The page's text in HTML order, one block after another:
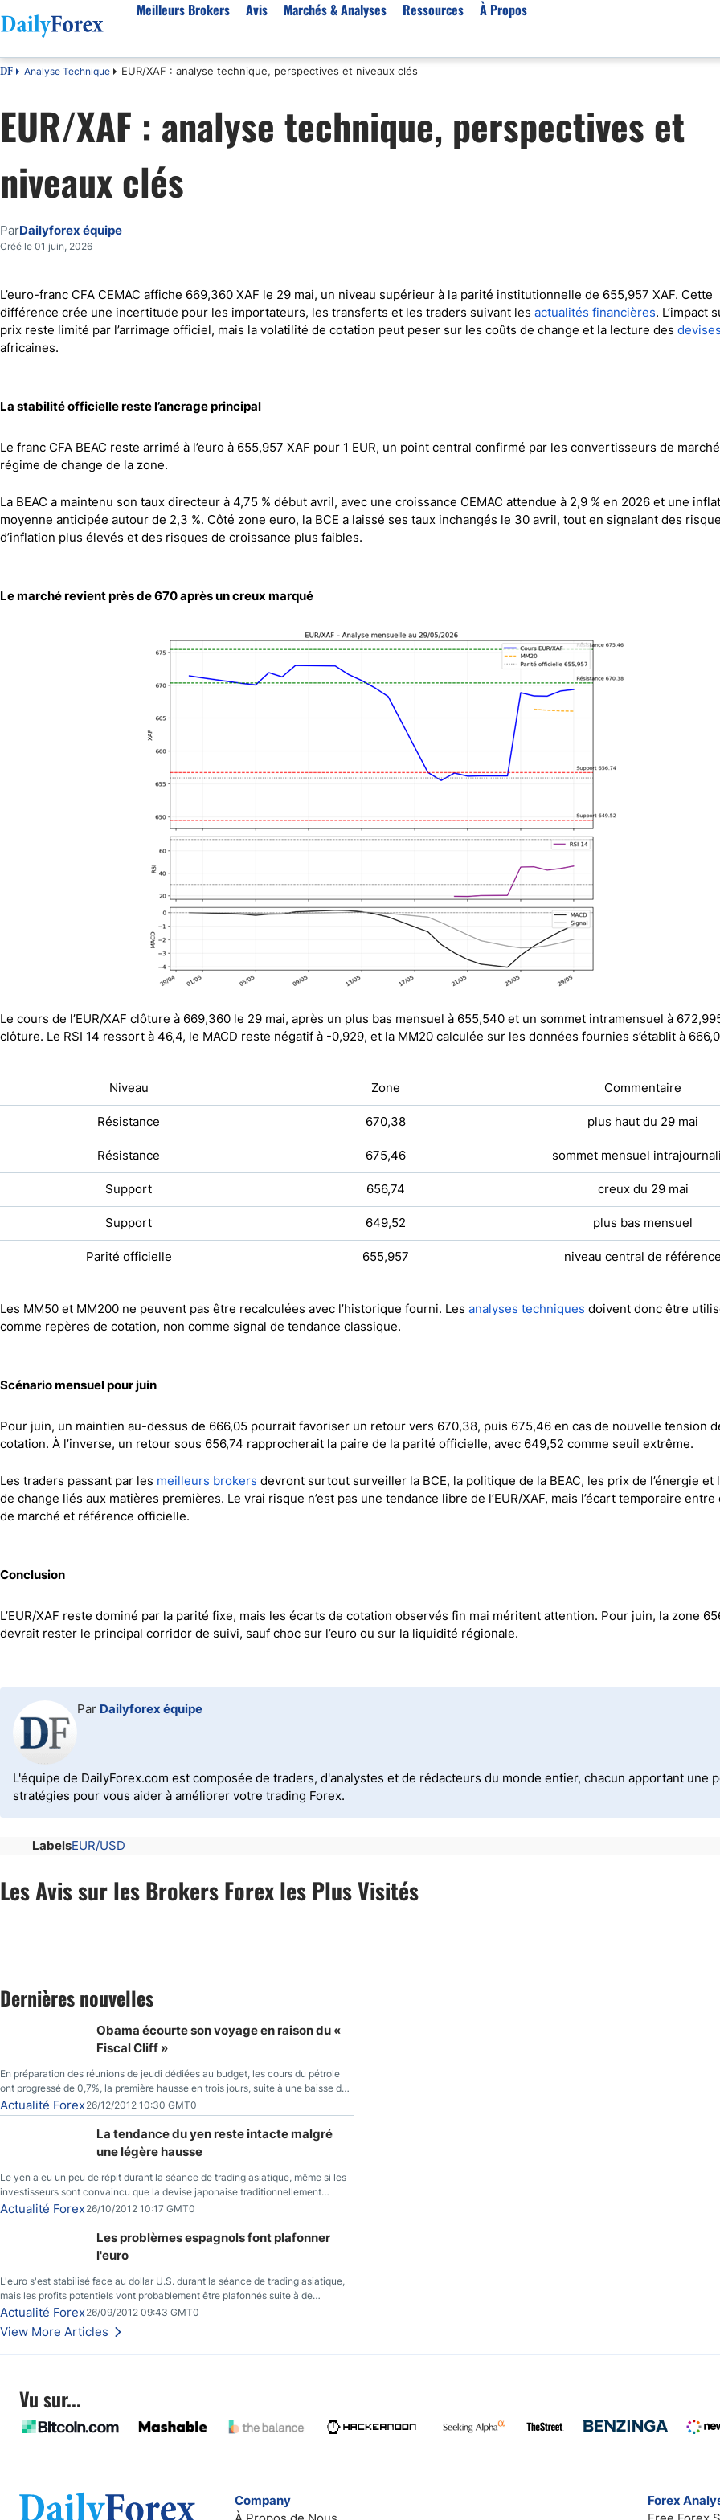
Meilleurs Brokers
Meilleurs brokers en France
Algérie
Côte d'Ivoire
Burkina Faso
Belgique
Tunisie
Suisse
Or XAU/USD
Effet de levier
Trading du pétrole
Courtiers MT4
Courtiers crypto
Échange de crypto-
Avis
StarTrader
Fintana
BlackBull Markets
Vantage FX
Eightcap
IFC Markets
Marchés & Analyses
EUR-USD
EUR/DZD
Signaux de trading
Matières premières
CAC 40
NASDAQ 100
S&P 500
Ressources
Bonus
eBook Trading Gratuit
Articles sur le Forex
Réglementation
À Propos
À Propos de Nous
Pourquoi Nous Faire Confiance
Politique Editoriale
Score de Confiance
Notre Méthodologie
DF Analyse Technique EUR/XAF : analyse technique, perspectives et niveaux clés
EUR/XAF : analyse technique, perspectives et
niveaux clés
ParDailyforex équipe
Créé le 01 juin, 2026
L’euro-franc CFA CEMAC affiche 669,360 XAF le 29 mai, un niveau supérieur à la parité institutionnelle de 655,957 XAF. Cette
différence crée une incertitude pour les importateurs, les transferts et les traders suivant les actualités financières. L’impact
prix reste limité par l’arrimage officiel, mais la volatilité de cotation peut peser sur les coûts de change et la lecture des devises
africaines.
La stabilité officielle reste l’ancrage principal
Le franc CFA BEAC reste arrimé à l’euro à 655,957 XAF pour 1 EUR, un point central confirmé par les convertisseurs de
régime de change de la zone.
La BEAC a maintenu son taux directeur à 4,75 % début avril, avec une croissance CEMAC attendue à 2,9 % en 2026 et une
moyenne anticipée autour de 2,3 %. Côté zone euro, la BCE a laissé ses taux inchangés le 30 avril, tout en signalant des
d’inflation plus élevés et des risques de croissance plus faibles.
Le marché revient près de 670 après un creux marqué
Le cours de l’EUR/XAF clôture à 669,360 le 29 mai, après un plus bas mensuel à 655,540 et un sommet intramensuel à
clôture. Le RSI 14 ressort à 46,4, le MACD reste négatif à -0,929, et la MM20 calculée sur les données fournies s’établit à
Niveau Zone Commentaire
Résistance 670,38 plus haut du 29 mai
Résistance 675,46 sommet mensuel
Support 656,74 creux du 29 mai
Support 649,52 plus bas mensuel
Parité officielle 655,957 niveau central de référence
Les MM50 et MM200 ne peuvent pas être recalculées avec l’historique fourni. Les analyses techniques doivent donc être
comme repères de cotation, non comme signal de tendance classique.
Scénario mensuel pour juin
Pour juin, un maintien au-dessus de 666,05 pourrait favoriser un retour vers 670,38, puis 675,46 en cas de nouvelle tension
cotation. À l’inverse, un retour sous 656,74 rapprocherait la paire de la parité officielle, avec 649,52 comme seuil extrême.
Les traders passant par les meilleurs brokers devront surtout surveiller la BCE, la politique de la BEAC, les prix de l’énergie et
de change liés aux matières premières. Le vrai risque n’est pas une tendance libre de l’EUR/XAF, mais l’écart temporaire entre
de marché et référence officielle.
Conclusion
L’EUR/XAF reste dominé par la parité fixe, mais les écarts de cotation observés fin mai méritent attention. Pour juin, la zone
devrait rester le principal corridor de suivi, sauf choc sur l’euro ou sur la liquidité régionale.
Par Dailyforex équipe
L'équipe de DailyForex.com est composée de traders, d'analystes et de rédacteurs du monde entier, chacun apportant
stratégies pour vous aider à améliorer votre trading Forex.
LabelsEUR/USD
Les Avis sur les Brokers Forex les Plus Visités
Dernières nouvelles
Obama écourte son voyage en raison du «
Fiscal Cliff »
En préparation des réunions de jeudi dédiées au budget, les cours du pétrole
ont progressé de 0,7%, la première hausse en trois jours, suite à une baisse du
prix des réserves de pétrole américaines à un bas de 10 semaines.
Actualité Forex26/12/2012 10:30 GMT0
La tendance du yen reste intacte malgré
une légère hausse
Le yen a eu un peu de répit durant la séance de trading asiatique, même si les
investisseurs sont convaincu que la devise japonaise traditionnellement
sécuritaire devrait chuter de façon importante après la réunion de la Banque du
Japon la semaine prochaine.
Actualité Forex26/10/2012 10:17 GMT0
Les problèmes espagnols font plafonner
l'euro
L'euro s'est stabilisé face au dollar U.S. durant la séance de trading asiatique,
mais les profits potentiels vont probablement être plafonnés suite à de
nouveaux événements liés au renflouement en Espagne, renforçant les
inquiétudes des investisseurs.
Actualité Forex26/09/2012 09:43 GMT0
View More Articles
Vu sur...
Company
Forex